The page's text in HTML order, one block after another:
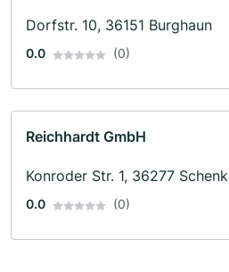
Dorfstr. 10, 36151 Burghaun
0.0 (0)
Reichhardt GmbH
Konroder Str. 1, 36277
0.0 (0)